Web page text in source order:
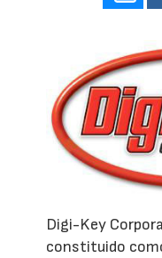
Digi-Key
constituido